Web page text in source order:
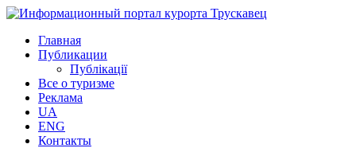
Главная
Публикации
Публікації
Все о туризме
Реклама
UA
ENG
Контакты